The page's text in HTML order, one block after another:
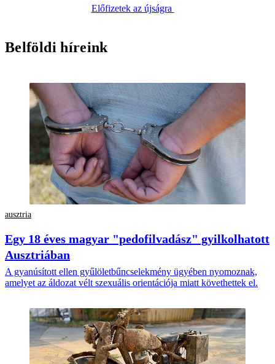
Előfizetek az újságra
Belföldi híreink
ausztria
Egy 18 éves magyar "pedofilvadász" gyilkolhatott
Ausztriában
A gyanúsított ellen gyűlöletbűncselekmény ügyében nyomoznak,
amelyet az áldozat vélt szexuális orientációja miatt követhettek el.